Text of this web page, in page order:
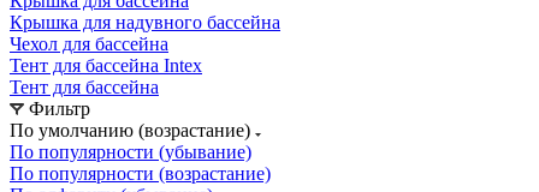
Крышка для надувного бассейна
Чехол для бассейна
Тент для бассейна Intex
Тент для бассейна
Фильтр
По умолчанию (возрастание)
По популярности (убывание)
По популярности (возрастание)